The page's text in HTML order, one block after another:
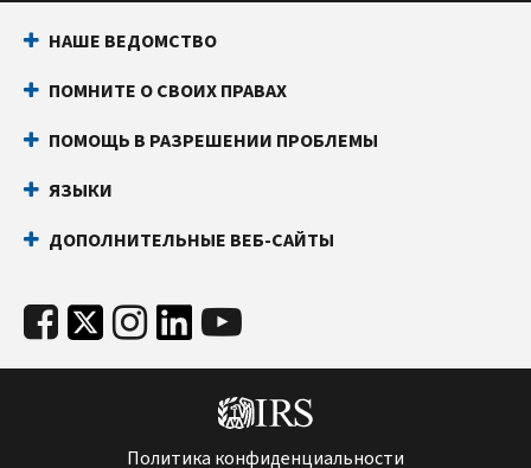
НАШЕ ВЕДОМСТВО
ПОМНИТЕ О СВОИХ ПРАВАХ
ПОМОЩЬ В РАЗРЕШЕНИИ ПРОБЛЕМЫ
ЯЗЫКИ
ДОПОЛНИТЕЛЬНЫЕ ВЕБ-САЙТЫ
Политика конфиденциальности